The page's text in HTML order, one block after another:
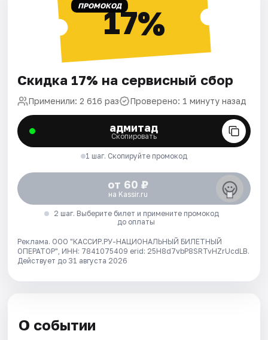
ПРОМОКОД17%
Скидка 17% на сервисный сбор
Применили: 2 616 раз Проверено: 1 минуту назад
адмитад
Скопировать
1 шаг. Скопируйте промокод
от 60 ₽
на Kassir.ru
2 шаг. Выберите билет и примените промокод
до оплаты
Реклама. ООО "КАССИР.РУ-НАЦИОНАЛЬНЫЙ БИЛЕТНЫЙ
ОПЕРАТОР", ИНН: 7841075409 erid: 25H8d7vbP8SRTvHZrUcdLB.
Действует до 31 августа 2026
О событии